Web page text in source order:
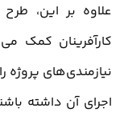
علاوه بر این،
کارآفرینان کمک
نیازمندی‌های پروژه
اجرای آن داشته